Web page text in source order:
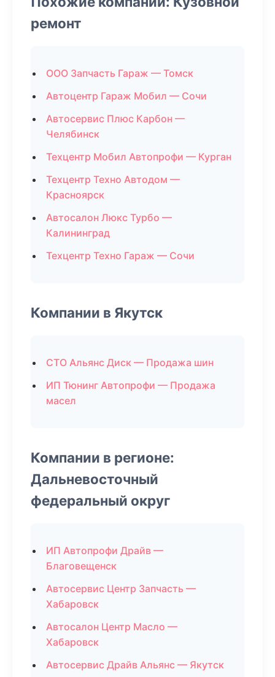
ремонт
ООО Запчасть Гараж — Томск
Автоцентр Гараж Мобил — Сочи
Автосервис Плюс Карбон —
Челябинск
Техцентр Мобил Автопрофи — Курган
Техцентр Техно Автодом —
Красноярск
Автосалон Люкс Турбо —
Калининград
Техцентр Техно Гараж — Сочи
Компании в Якутск
СТО Альянс Диск — Продажа шин
ИП Тюнинг Автопрофи — Продажа
масел
Компании в регионе:
Дальневосточный
федеральный округ
ИП Автопрофи Драйв —
Благовещенск
Автосервис Центр Запчасть —
Хабаровск
Автосалон Центр Масло —
Хабаровск
Автосервис Драйв Альянс — Якутск